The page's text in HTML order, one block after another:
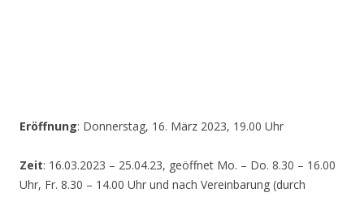
Eröffnung: Donnerstag, 16. März 2023, 19.00 Uhr
Zeit: 16.03.2023 – 25.04.23, geöffnet Mo. – Do. 8.30 – 16.00
Uhr, Fr. 8.30 – 14.00 Uhr und nach Vereinbarung (durch